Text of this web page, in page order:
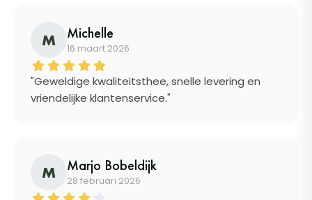
M Michelle
16 maart 2026
"Geweldige kwaliteitsthee, snelle levering en
vriendelijke klantenservice."
M Marjo Bobeldijk
28 februari 2026